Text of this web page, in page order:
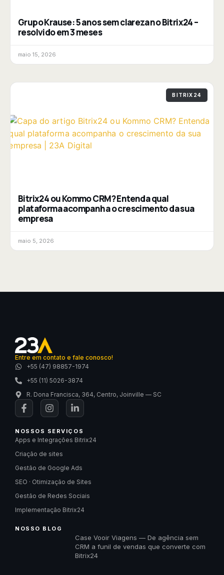
Grupo Krause: 5 anos sem clareza no Bitrix24 –
resolvido em 3 meses
maio 15, 2026
BITRIX24
Bitrix24 ou Kommo CRM? Entenda qual
plataforma acompanha o crescimento da sua
empresa
maio 5, 2026
Entre em contato e fale conosco!
+55 (47) 98857-1974
+55 (11) 5026-3874
R. Dona Francisca, 364, Centro, Joinville — SC
NOSSOS SERVIÇOS
Apps e Integrações Bitrix24
Criação de sites
Gestão de Google Ads
SEO · Otimização de Sites
Gestão de Redes Sociais
Implementação Bitrix24
NOSSO BLOG
Case Vooir Viagens — De agência sem
CRM a funil de vendas que converte com
Bitrix24